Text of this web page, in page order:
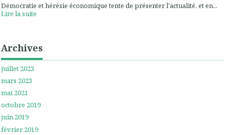
Démocratie et hérésie économique tente de présenter l'actualité, et en...
Lire la suite
Archives
juillet 2023
mars 2023
mai 2021
octobre 2019
juin 2019
février 2019